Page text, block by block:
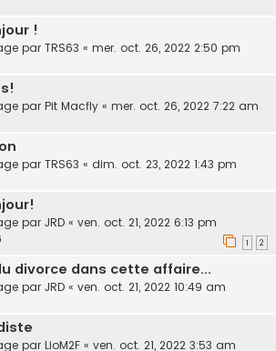
!
par TRS63 « mer. oct. 26, 2022 2:50 pm
par Pit Macfly « mer. oct. 26, 2022 7:22 am
par TRS63 « dim. oct. 23, 2022 1:43 pm
par JRD « ven. oct. 21, 2022 6:13 pm
1 2
divorce dans cette affaire...
par JRD « ven. oct. 21, 2022 10:49 am
par LioM2F « ven. oct. 21, 2022 3:53 am